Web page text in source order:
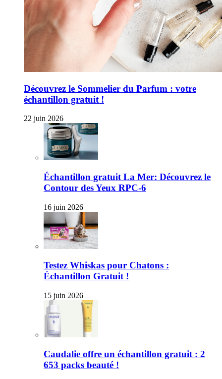
Découvrez le Sommelier du Parfum : votre
échantillon gratuit !
22 juin 2026
Échantillon gratuit La Mer: Découvrez le
Contour des Yeux RPC-6
16 juin 2026
Testez Whiskas pour Chatons :
Échantillon Gratuit !
15 juin 2026
Caudalie offre un échantillon gratuit : 2
653 packs beauté !